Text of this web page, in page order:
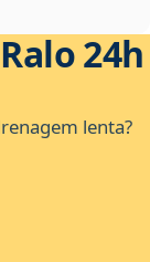
24h
lenta?